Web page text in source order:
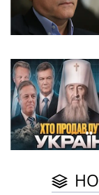
" />